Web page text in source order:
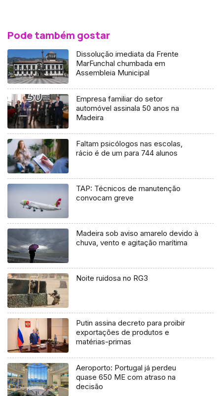
Pode também gostar
Dissolução imediata da Frente
MarFunchal chumbada em
Assembleia Municipal
Empresa familiar do setor
automóvel assinala 50 anos na
Madeira
Faltam psicólogos nas escolas,
rácio é de um para 744 alunos
TAP: Técnicos de manutenção
convocam greve
Madeira sob aviso amarelo devido à
chuva, vento e agitação marítima
Noite ruidosa no RG3
Putin assina decreto para proibir
exportações de produtos e
matérias-primas
Aeroporto: Portugal já perdeu
quase 650 ME com atraso na
decisão